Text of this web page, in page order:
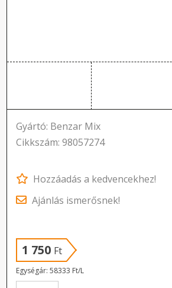
Gyártó: Benzar Mix
Cikkszám: 98057274
Hozzáadás a kedvencekhez!
Ajánlás ismerősnek!
1 750 Ft
Egységár: 58333 Ft/L